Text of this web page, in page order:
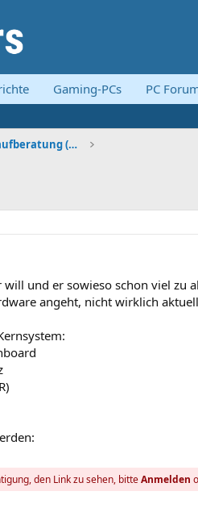
Gaming-PCs PC
Systemvorstellungen und Kaufberatung (Komplettsyst
und er sowieso schon viel zu
angeht, nicht wirklich
den Link zu sehen, bitteAnmelden